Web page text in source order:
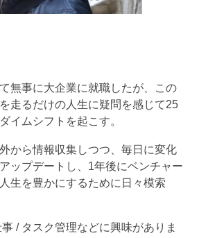
無事に大企業に就職したが、この
走るだけの人生に疑問を感じて25
イムシフトを起こす。
から情報収集しつつ、毎日に変化
ップデートし、1年後にベンチャー
生を豊かにするために日々模索
/ タスク管理などに興味がありま